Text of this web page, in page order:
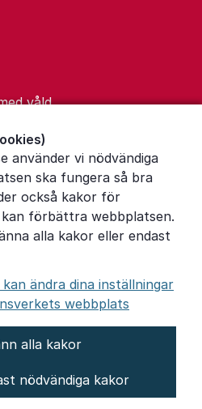
använder vi nödvändiga
ska fungera så bra
också kakor för
förbättra webbplatsen.
alla kakor eller endast
ändra dina inställningar
webbplats
alla kakor
nödvändiga kakor
våld